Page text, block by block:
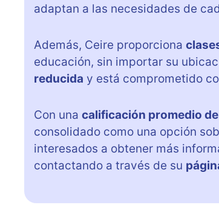
adaptan a las necesidades de
Además, Ceire proporciona
educación, sin importar su
reducida y está comprometido
Con una calificación promedio
consolidado como una opción
interesados a obtener más
contactando a través de su